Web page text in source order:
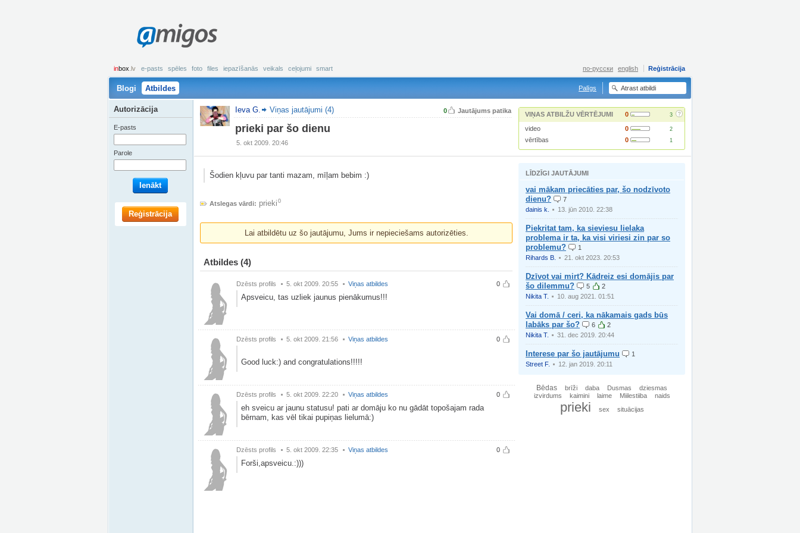
amigos
inbox .lv e-pasts spēles foto files iepazīšanās veikals ceļojumi smart Reģistrācija
по-русски english
Blogi Atbildes Palīgs
0 Jautājums patika
Ieva G. Viņas jautājumi (4)
prieki par šo dienu
5. okt 2009. 20:46
VIŅAS ATBILŽU VĒRTĒJUMI 0 3 ?
video 0 2
vērtības 0 1
Šodien kļuvu par tanti mazam, mīļam bebim :)
Atslegas vārdi: prieki 0
Lai atbildētu uz šo jautājumu, Jums ir nepieciešams autorizēties.
Atbildes (4)
0
Dzēsts profils 5. okt 2009. 20:55 Viņas atbildes
Apsveicu, tas uzliek jaunus pienākumus!!!
0
Dzēsts profils 5. okt 2009. 21:56 Viņas atbildes
Good luck:) and congratulations!!!!!
0
Dzēsts profils 5. okt 2009. 22:20 Viņas atbildes
eh sveicu ar jaunu statusu! pati ar domāju ko nu gādāt topošajam rada
bērnam, kas vēl tikai pupiņas lielumā:)
0
Dzēsts profils 5. okt 2009. 22:35 Viņas atbildes
Forši,apsveicu.:)))
LĪDZĪGI JAUTĀJUMI
vai mākam priecāties par, šo nodzīvoto
dienu?
7
dainis k.
13. jūn 2010. 22:38
Piekritat tam, ka sieviesu lielaka
problema ir ta, ka visi viriesi zin par so
problemu?
1
Rihards B.
21. okt 2023. 20:53
Dzīvot vai mirt? Kādreiz esi domājis par
šo dilemmu?
5
2
Nikita T.
10. aug 2021. 01:51
Vai domā / ceri, ka nākamais gads būs
labāks par šo?
6
2
Nikita T.
31. dec 2019. 20:44
Interese par šo jautājumu
1
Street F.
12. jan 2019. 20:11
Bēdas brīži daba Dusmas
dziesmas
izvirdums
kaimini laime Miilestiiba naids
prieki sex situācijas
Autorizācija
E-pasts
Parole
Ienākt
Reģistrācija